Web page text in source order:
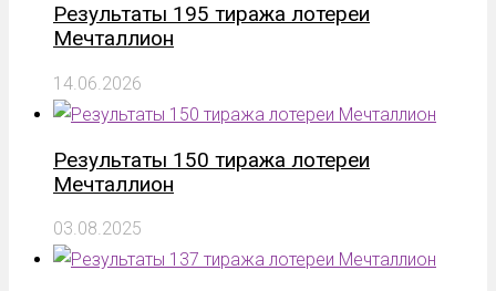
Результаты 195 тиража лотереи
Мечталлион
14.06.2026
Результаты 150 тиража лотереи
Мечталлион
03.08.2025